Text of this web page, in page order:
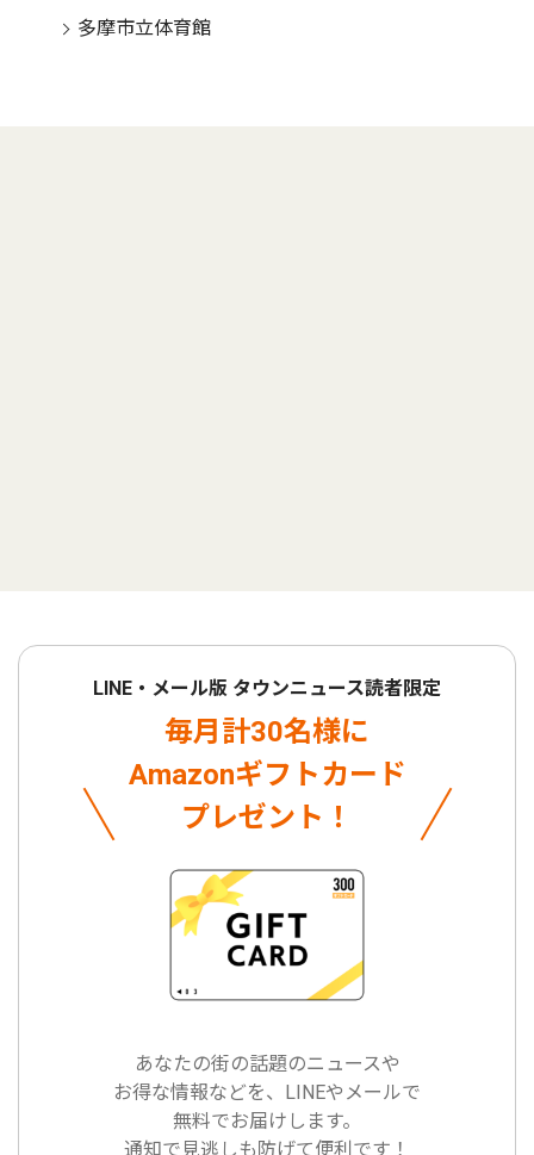
多摩市立体育館
LINE・メール版 タウンニュース読者限定
毎月計30名様に
Amazonギフトカード
プレゼント！
あなたの街の話題のニュースや
お得な情報などを、LINEやメールで
無料でお届けします。
通知で見逃しも防げて便利です！